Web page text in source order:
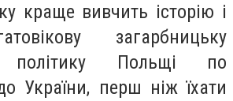
краще вивчить історію і
загарбницьку
політику Польщі по
України, перш ніж їхати